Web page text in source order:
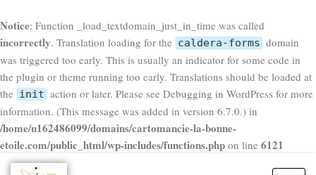
Notice: Function _load_textdomain_just_in_time was called
incorrectly. Translation loading for the caldera-forms domain
was triggered too early. This is usually an indicator for some code in
the plugin or theme running too early. Translations should be loaded at
the init action or later. Please see Debugging in WordPress for more
information. (This message was added in version 6.7.0.) in
/home/u162486099/domains/cartomancie-la-bonne-
etoile.com/public_html/wp-includes/functions.php on line 6121